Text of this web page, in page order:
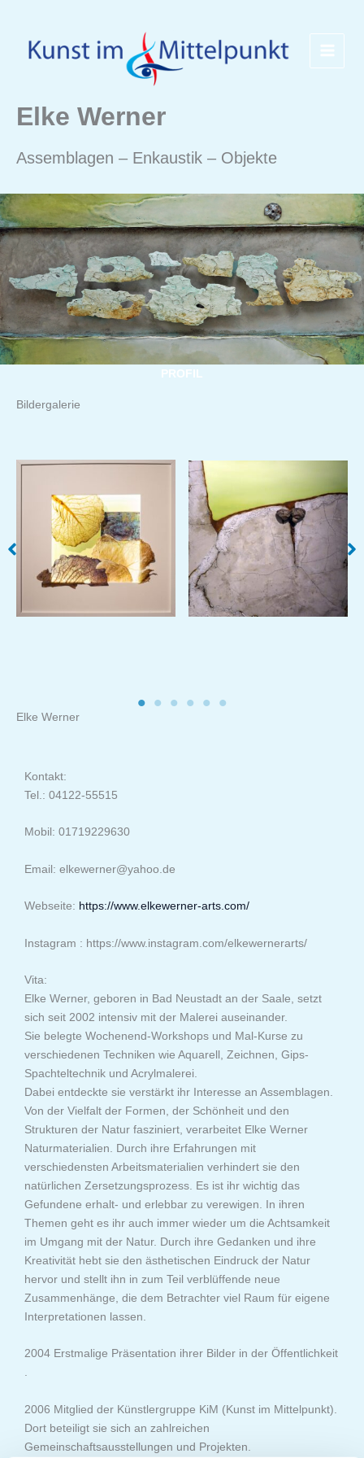
springen
Elke Werner
Assemblagen – Enkaustik – Objekte
PROFIL
Bildergalerie
Elke Werner
Kontakt:
Tel.: 04122-55515
Mobil: 01719229630
Email: elkewerner@yahoo.de
Webseite: https://www.elkewerner-arts.com/
Instagram : https://www.instagram.com/elkewernerarts/
Vita:
Elke Werner, geboren in Bad Neustadt an der Saale, setzt
sich seit 2002 intensiv mit der Malerei auseinander.
Sie belegte Wochenend-Workshops und Mal-Kurse zu
verschiedenen Techniken wie Aquarell, Zeichnen, Gips-
Spachteltechnik und Acrylmalerei.
Dabei entdeckte sie verstärkt ihr Interesse an Assemblagen.
Von der Vielfalt der Formen, der Schönheit und den
Strukturen der Natur fasziniert, verarbeitet Elke Werner
Naturmaterialien. Durch ihre Erfahrungen mit
verschiedensten Arbeitsmaterialien verhindert sie den
natürlichen Zersetzungsprozess. Es ist ihr wichtig das
Gefundene erhalt- und erlebbar zu verewigen. In ihren
Themen geht es ihr auch immer wieder um die Achtsamkeit
im Umgang mit der Natur. Durch ihre Gedanken und ihre
Kreativität hebt sie den ästhetischen Eindruck der Natur
hervor und stellt ihn in zum Teil verblüffende neue
Zusammenhänge, die dem Betrachter viel Raum für eigene
Interpretationen lassen.
2004 Erstmalige Präsentation ihrer Bilder in der Öffentlichkeit
.
2006 Mitglied der Künstlergruppe KiM (Kunst im Mittelpunkt).
Dort beteiligt sie sich an zahlreichen
Gemeinschaftsausstellungen und Projekten.